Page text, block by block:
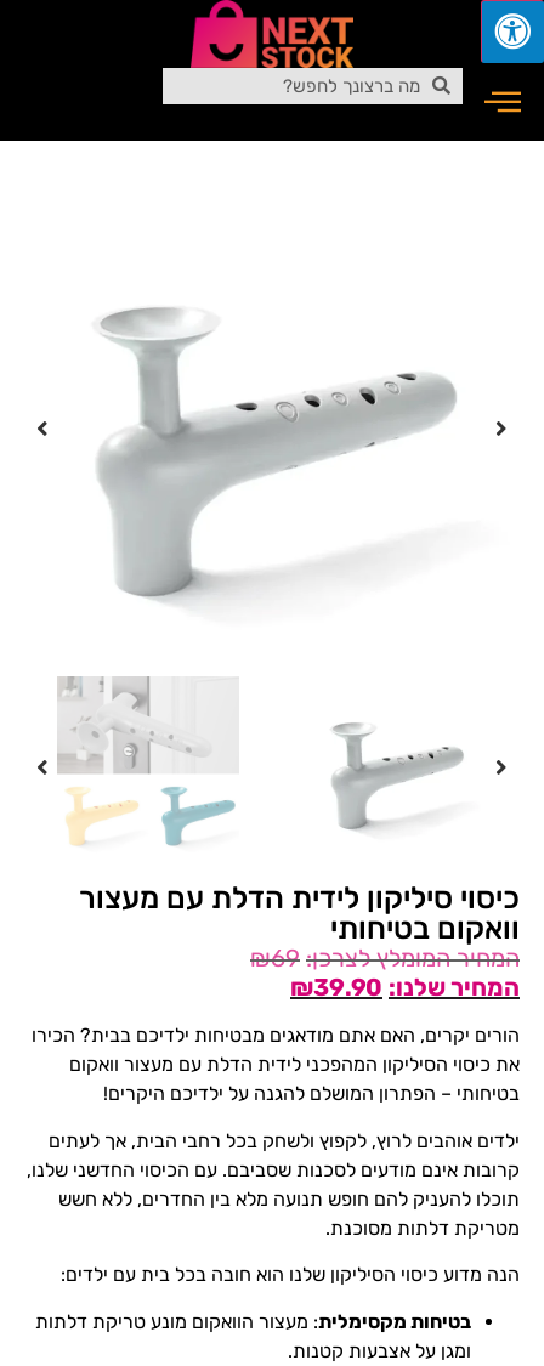
כיסוי סיליקון לידית הדלת עם מעצור
וואקום בטיחותי
₪69
₪39.90
הורים יקרים, האם אתם מודאגים מבטיחות ילדיכם בבית? הכירו
את כיסוי הסיליקון המהפכני לידית הדלת עם מעצור וואקום
בטיחותי – הפתרון המושלם להגנה על ילדיכם היקרים!
ילדים אוהבים לרוץ, לקפוץ ולשחק בכל רחבי הבית, אך לעתים
קרובות אינם מודעים לסכנות שסביבם. עם הכיסוי החדשני שלנו,
תוכלו להעניק להם חופש תנועה מלא בין החדרים, ללא חשש
מטריקת דלתות מסוכנת.
הנה מדוע כיסוי הסיליקון שלנו הוא חובה בכל בית עם ילדים:
בטיחות מקסימלית: מעצור הוואקום מונע טריקת דלתות
ומגן על אצבעות קטנות.